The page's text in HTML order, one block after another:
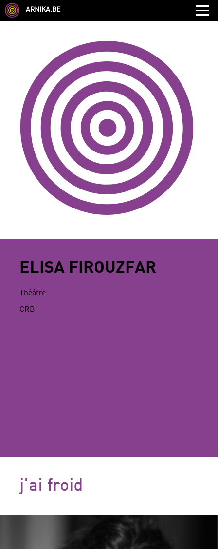
ARNIKA.BE
AUTRE COMPÉTENCE TYPE
LANGUES PARLÉES ÉCOLE
CHEVEUX TAILLE
CORPULENCE ANNÉE DE NAISSANCE
ANNULER LES FILTRES
ELISA FIROUZFAR
Théâtre
CRB
j'ai froid